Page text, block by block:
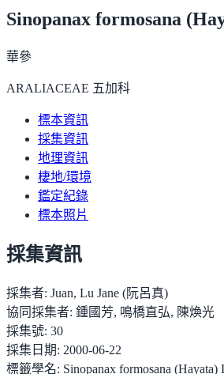
Sinopanax formosana
華參
ARALIACEAE 五加科
標本資訊
採集資訊
地理資訊
棲地/環境
鑑定紀錄
標本照片
採集資訊
採集者: Juan, Lu Jane (阮呂真)
協同採集者: 鍾國芳, 鳴橋直弘, 陳煥光
採集號: 30
採集日期: 2000-06-22
標籤學名: Sinopanax formosana